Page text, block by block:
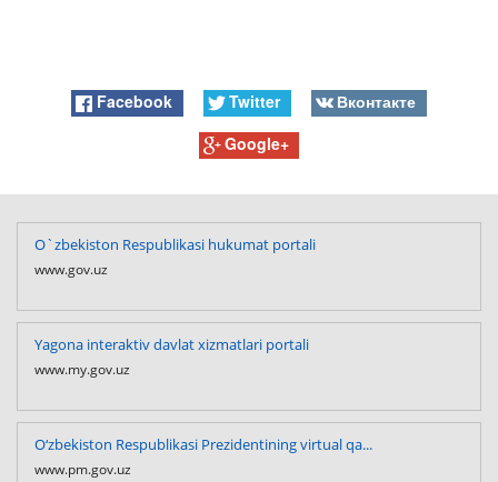
Facebook Twitter
Вконтакте
Google+
O`zbekiston Respublikasi hukumat portali
www.gov.uz
Yagona interaktiv davlat xizmatlari portali
www.my.gov.uz
O‘zbekiston Respublikasi Prezidentining virtual qa...
www.pm.gov.uz